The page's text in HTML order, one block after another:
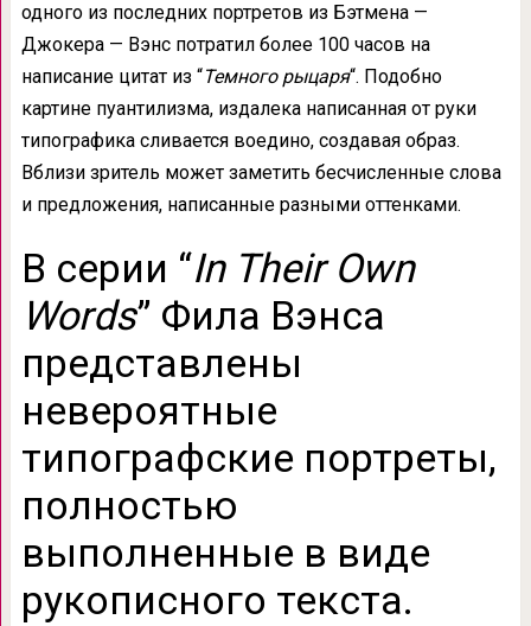
одного из последних портретов из Бэтмена —
Джокера — Вэнс потратил более 100 часов на
написание цитат из “Темного рыцаря“. Подобно
картине пуантилизма, издалека написанная от руки
типографика сливается воедино, создавая образ.
Вблизи зритель может заметить бесчисленные слова
и предложения, написанные разными оттенками.
В серии “In Their Own
Words” Фила Вэнса
представлены
невероятные
типографские портреты,
полностью
выполненные в виде
рукописного текста.